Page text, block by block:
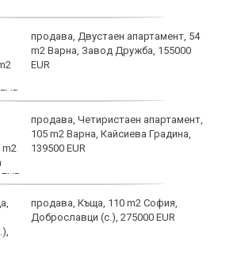
продава, Двустаен апартамент, 54
m2 Варна, Завод Дружба, 155000
EUR
продава, Четиристаен апартамент,
105 m2 Варна, Кайсиева Градина,
139500 EUR
продава, Къща, 110 m2 София,
Доброславци (с.), 275000 EUR